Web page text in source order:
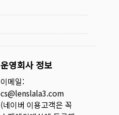
운영회사 정보
이메일:
cs@lenslala3.com
(네이버 이용고객은 꼭